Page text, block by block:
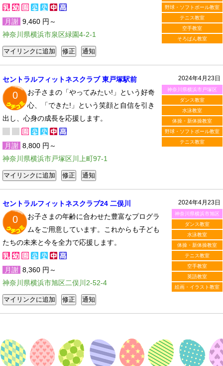
野球・ソフトボール教室
テニス教室
空手教室
そろばん教室
月謝 9,460 円～
神奈川県横浜市泉区緑園4-2-1
2024年4月23日
神奈川県横浜市戸塚区
ダンス教室
水泳教室
体操・新体操教室
野球・ソフトボール教室
テニス教室
セントラルフィットネスクラブ 東戸塚駅前
0
お子さまの「やってみたい!」という好奇
心、「できた!」という笑顔と自信を引き
出し、心身の成長を応援します。
月謝 8,800 円～
神奈川県横浜市戸塚区川上町97-1
2024年4月23日
神奈川県横浜市旭区
ダンス教室
水泳教室
体操・新体操教室
テニス教室
空手教室
英語教室
絵画・イラスト教室
セントラルフィットネスクラブ24 二俣川
0
お子さまの年齢に合わせた豊富なプログラ
ムをご用意しています。これからも子ども
たちの未来と今を全力で応援します。
月謝 8,360 円～
神奈川県横浜市旭区二俣川2-52-4